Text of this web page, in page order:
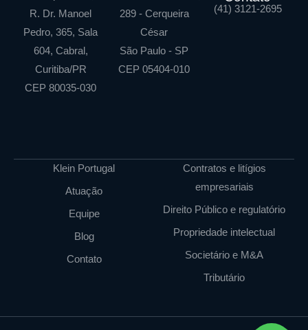
R. Dr. Manoel
Pedro, 365, Sala
604, Cabral,
Curitiba/PR
CEP 80035-030
289 - Cerqueira
César
São Paulo - SP
CEP 05404-010
(41) 3121-2695
Klein Portugal
Atuação
Equipe
Blog
Contato
Contratos e litígios
empresariais
Direito Público e regulatório
Propriedade intelectual
Societário e M&A
Tributário